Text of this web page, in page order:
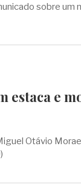
sobre um
estaca e
Otávio